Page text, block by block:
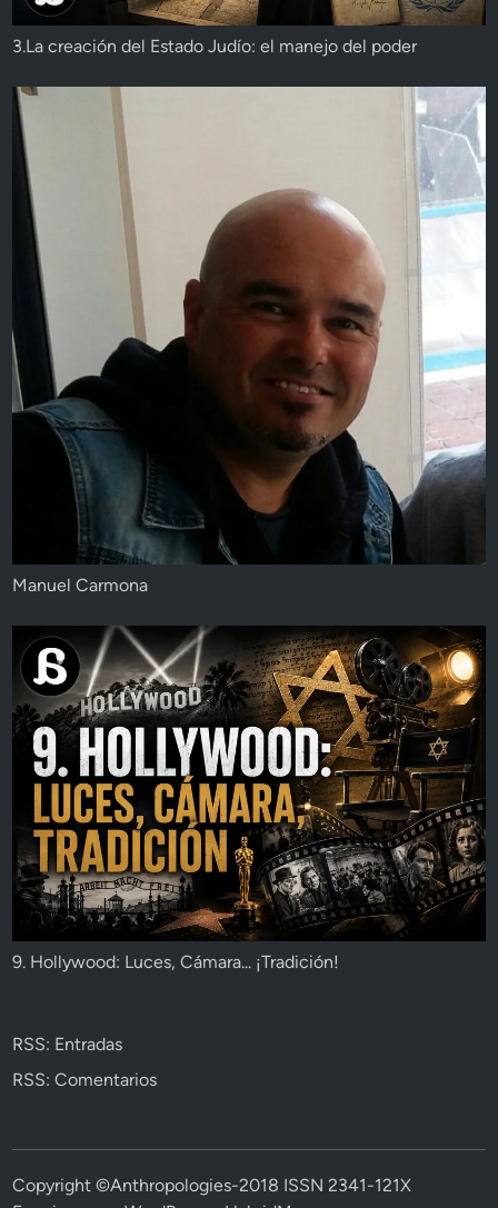
3.La creación del Estado Judío: el manejo del poder
Manuel Carmona
9. Hollywood: Luces, Cámara... ¡Tradición!
RSS: Entradas
RSS: Comentarios
Copyright ©Anthropologies-2018 ISSN 2341-121X